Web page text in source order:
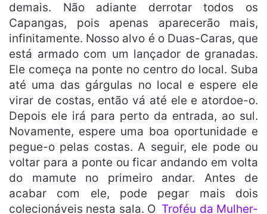
demais. Não adiante derrotar todos os
Capangas, pois apenas aparecerão mais,
infinitamente. Nosso alvo é o Duas-Caras, que
está armado com um lançador de granadas.
Ele começa na ponte no centro do local. Suba
até uma das gárgulas no local e espere ele
virar de costas, então vá até ele e atordoe-o.
Depois ele irá para perto da entrada, ao sul.
Novamente, espere uma boa oportunidade e
pegue-o pelas costas. A seguir, ele pode ou
voltar para a ponte ou ficar andando em volta
do mamute no primeiro andar. Antes de
acabar com ele, pode pegar mais dois
colecionáveis nesta sala. O Troféu da Mulher-